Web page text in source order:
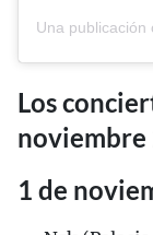
Los
noviembre
1 de